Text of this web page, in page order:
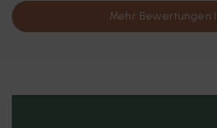
Mehr Bewertungen